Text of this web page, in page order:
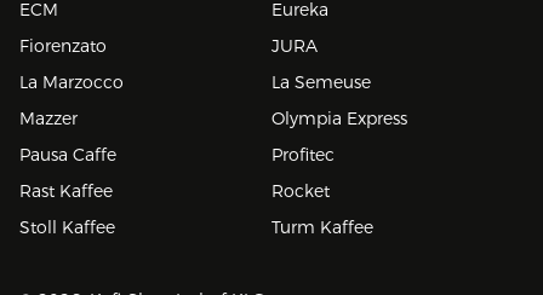
ECM
Eureka
Fiorenzato
JURA
La Marzocco
La Semeuse
Mazzer
Olympia Express
Pausa Caffe
Profitec
Rast Kaffee
Rocket
Stoll Kaffee
Turm Kaffee